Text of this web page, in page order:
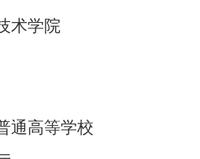
术学院
通高等学校